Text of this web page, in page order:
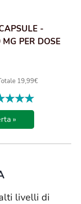
-
PER DOSE
19,99€
»
livelli di